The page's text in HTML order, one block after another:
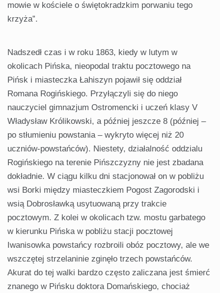
mowie w kościele o świętokradzkim porwaniu tego
krzyża”.
Nadszedł czas i w roku 1863, kiedy w lutym w
okolicach Pińska, nieopodal traktu pocztowego na
Pińsk i miasteczka Łahiszyn pojawił się oddział
Romana Rogińskiego. Przyłączyli się do niego
nauczyciel gimnazjum Ostromencki i uczeń klasy V
Władysław Królikowski, a później jeszcze 8 (później –
po stłumieniu powstania – wykryto więcej niż 20
uczniów-powstańców). Niestety, działalność oddzialu
Rogińskiego na terenie Pińszczyzny nie jest zbadana
dokładnie. W ciągu kilku dni stacjonował on w pobliżu
wsi Borki między miasteczkiem Pogost Zagorodski i
wsią Dobrosławką usytuowaną przy trakcie
pocztowym. Z kolei w okolicach tzw. mostu garbatego
w kierunku Pińska w pobliżu stacji pocztowej
Iwanisowka powstańcy rozbroili obóz pocztowy, ale we
wszczętej strzelaninie zginęło trzech powstańców.
Akurat do tej walki bardzo często zaliczana jest śmierć
znanego w Pińsku doktora Domańskiego, chociaż